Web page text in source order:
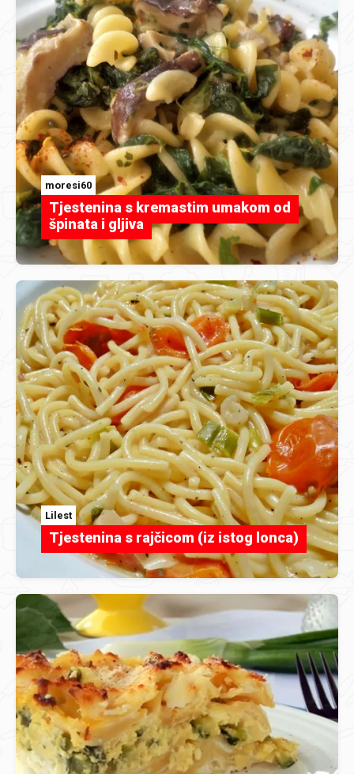
moresi60
Tjestenina s kremastim umakom od
špinata i gljiva
Lilest
Tjestenina s rajčicom (iz istog lonca)